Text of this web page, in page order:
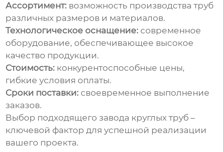
Ассортимент: возможность производства труб
различных размеров и материалов.
Технологическое оснащение: современное
оборудование, обеспечивающее высокое
качество продукции.
Стоимость: конкурентоспособные цены,
гибкие условия оплаты.
Сроки поставки: своевременное выполнение
заказов.
Выбор подходящегозавода круглых труб –
ключевой фактор для успешной реализации
вашего проекта.